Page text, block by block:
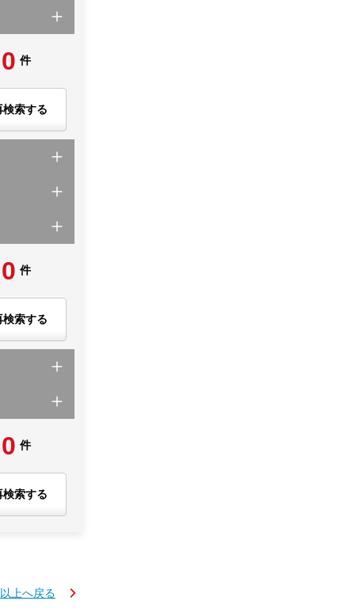
0 件
検索する
0 件
検索する
0 件
検索する
上へ戻る